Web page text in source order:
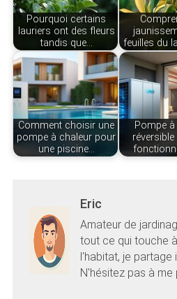
Pourquoi certains
lauriers ont des fleurs
tandis que…
feuilles du
Comment choisir une
pompe à chaleur pour
une piscine…
Pompe
réversible
Eric
Amateur de
tout ce qui touche
l'habitat, je partage
N'hésitez pas à